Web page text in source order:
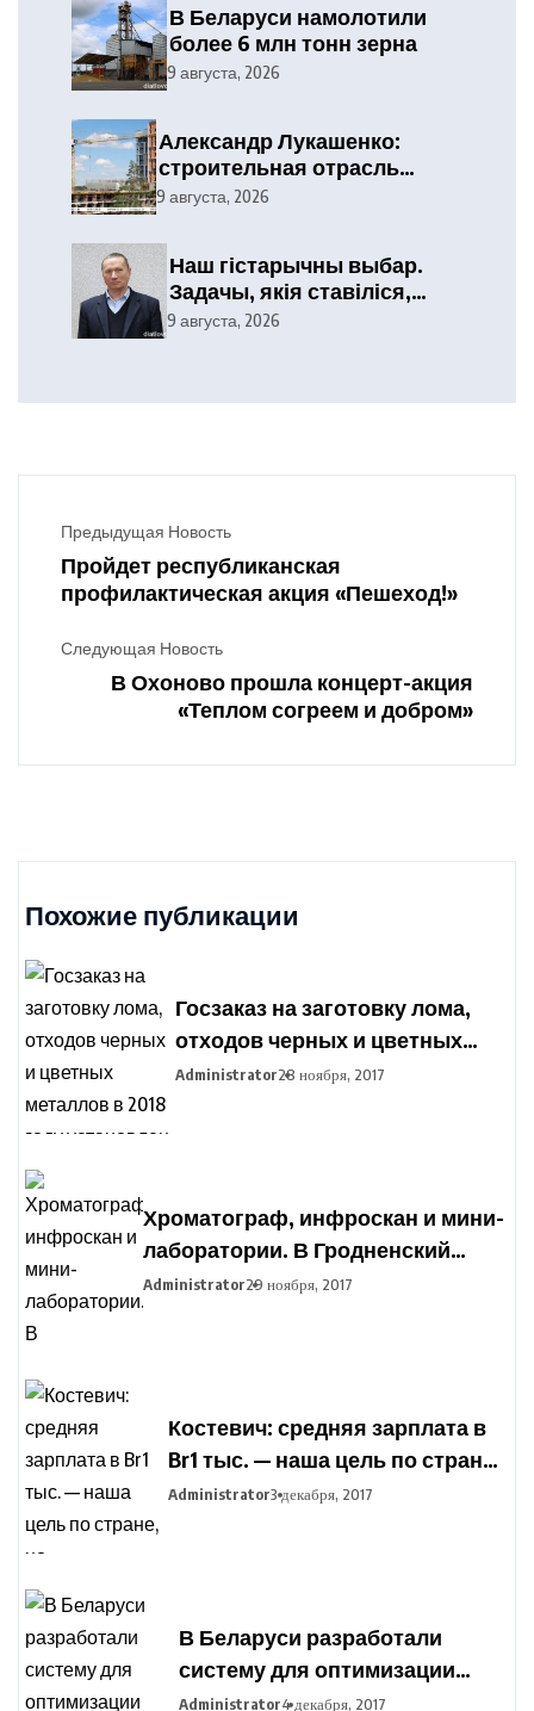
В Беларуси намолотили
более 6 млн тонн зерна
9 августа, 2026
Александр Лукашенко:
строительная отрасль
демонстрирует высокие
статус одного из драйверов
экономики
9 августа, 2026
Наш гістарычны выбар.
Задачы, якія ставіліся,
выкананы
9 августа, 2026
Предыдущая Новость
Пройдет республиканская
профилактическая акция «Пешеход!»
Следующая Новость
В Охоново прошла концерт-акция
«Теплом согреем и добром»
Похожие публикации
Госзаказ на заготовку лома,
отходов черных и цветных
металлов в 2018 году
Administrator28 ноября, 2017
Хроматограф, инфроскан и мини-
лаборатории. В Гродненский
агропромышленный парк
Administrator29 ноября, 2017
Костевич: средняя зарплата в
Br1 тыс. — наша цель по стране,
но дифференциация по
Administrator3 декабря, 2017
В Беларуси разработали
систему для оптимизации
движения транспорта во
Administrator4 декабря, 2017